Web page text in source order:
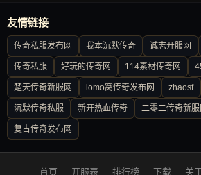
友情链接
传奇私服发布网 我本沉默传奇 诚志开服网
传奇私服 好玩的传奇网 114素材传奇网
楚天传奇新服网 lomo窝传奇发布网 zhaosf
沉默传奇私服 新开热血传奇 二零二传奇新服
复古传奇发布网
首页 开服表 排行榜 下载 关